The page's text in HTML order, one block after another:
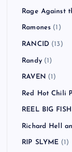
Rage Against
Ramones (1)
RANCID (13)
Randy(1)
RAVEN (1)
Red Hot Chili
REEL BIG FISH
Richard Hell
RIP SLYME (1)